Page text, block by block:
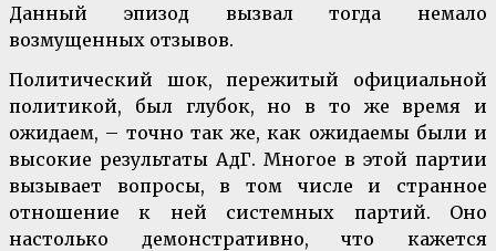
Данный эпизод вызвал тогда немало
возмущенных отзывов.
Политический шок, пережитый официальной
политикой, был глубок, но в то же время и
ожидаем, – точно так же, как ожидаемы были и
высокие результаты АдГ. Многое в этой партии
вызывает вопросы, в том числе и странное
отношение к ней системных партий. Оно
настолько демонстративно, что кажется